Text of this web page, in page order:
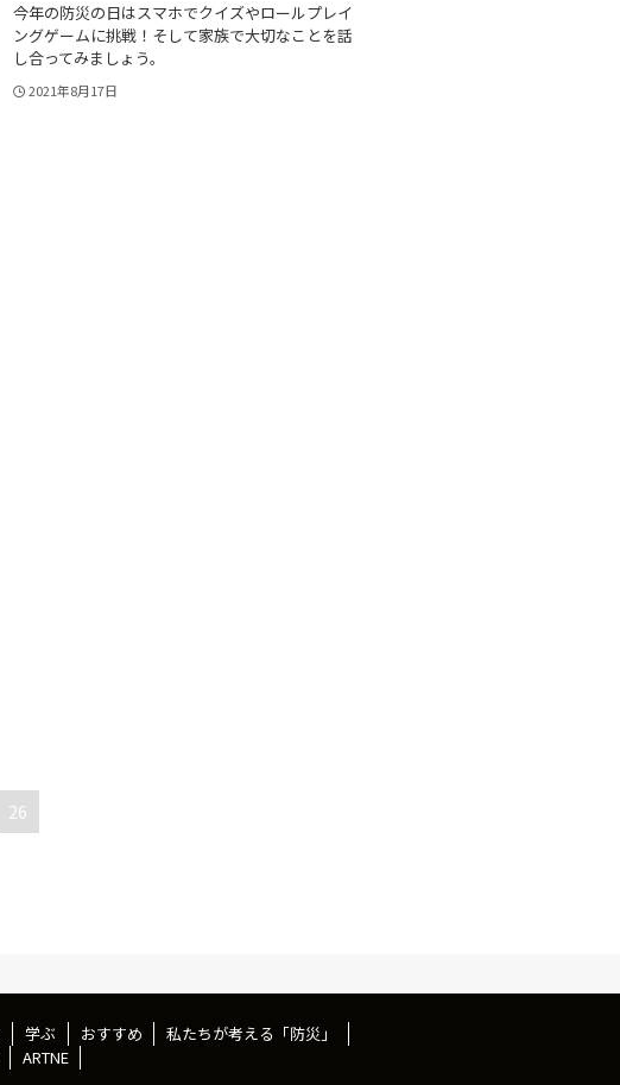
今年の防災の日はスマホでクイズやロールプレイ
ングゲームに挑戦！そして家族で大切なことを話
し合ってみましょう。
2021年8月17日
26
学ぶ おすすめ
私たちが考える「防災」
ARTNE